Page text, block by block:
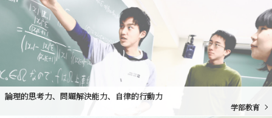
論理的思考力、問題解決能力、自律的行動力
学部教育